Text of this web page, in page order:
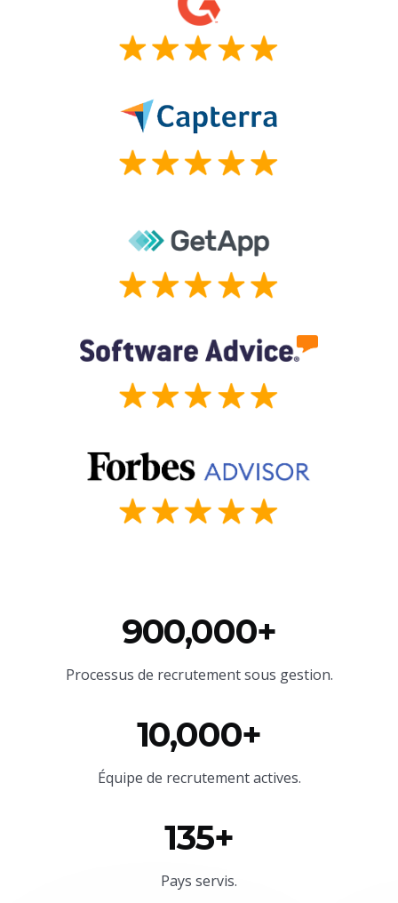
900,000+
Processus de recrutement sous gestion.
10,000+
Équipe de recrutement actives.
135+
Pays servis.